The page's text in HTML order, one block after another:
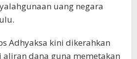
uang negara
Adhyaksa kini dikerahkan
dana guna memetakan